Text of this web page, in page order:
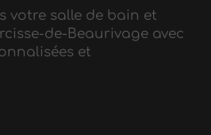
votre salle de bain et
de-Beaurivage avec
et